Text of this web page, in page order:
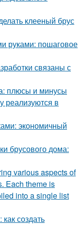
клееный брус
руками: пошаговое
связаны с
плюсы и минусы
реализуются в
экономичный
брусового дома:
various aspects of
Each theme is
into a single list
создать